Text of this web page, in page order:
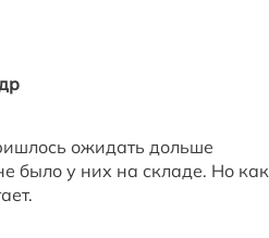
ожидать дольше
было у них на складе. Но как